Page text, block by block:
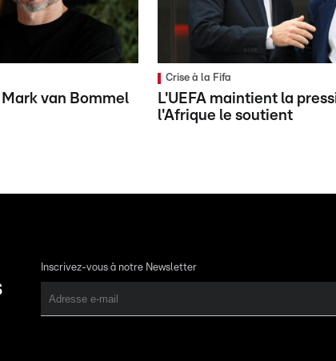
van Bommel
Crise à la Fifa
L'UEFA maintient la
l'Afrique le soutient
Inscrivez-vous à notre Newsletter